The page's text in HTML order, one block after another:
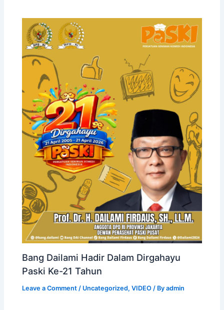
Bang Dailami Hadir Dalam Dirgahayu
Paski Ke-21 Tahun
Leave a Comment / Uncategorized,VIDEO / Byadmin